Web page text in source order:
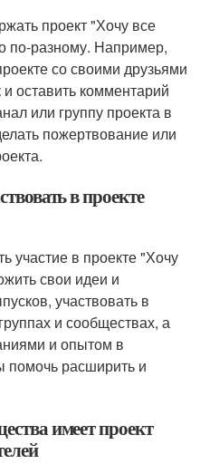
проект "Хочу все
по-разному. Например,
со своими друзьями
оставить комментарий
или группу проекта в
пожертвование или
в проекте
участие в проекте "Хочу
свои идеи и
участвовать в
и сообществах, а
и опытом в
помочь расширить и
имеет проект